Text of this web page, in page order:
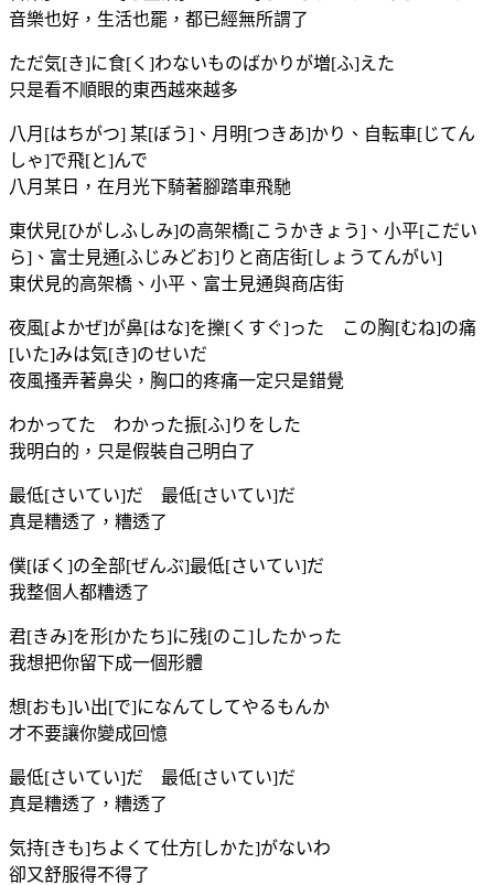
音樂也好，生活也罷，都已經無所謂了
ただ気[き]に食[く]わないものばかりが増[ふ]えた
只是看不順眼的東西越來越多
八月[はちがつ] 某[ぼう]、月明[つきあ]かり、自転車[じてん
しゃ]で飛[と]んで
八月某日，在月光下騎著腳踏車飛馳
東伏見[ひがしふしみ]の高架橋[こうかきょう]、小平[こだい
ら]、富士見通[ふじみどお]りと商店街[しょうてんがい]
東伏見的高架橋、小平、富士見通與商店街
夜風[よかぜ]が鼻[はな]を擽[くすぐ]った この胸[むね]の痛
[いた]みは気[き]のせいだ
夜風搔弄著鼻尖，胸口的疼痛一定只是錯覺
わかってた わかった振[ふ]りをした
我明白的，只是假裝自己明白了
最低[さいてい]だ 最低[さいてい]だ
真是糟透了，糟透了
僕[ぼく]の全部[ぜんぶ]最低[さいてい]だ
我整個人都糟透了
君[きみ]を形[かたち]に残[のこ]したかった
我想把你留下成一個形體
想[おも]い出[で]になんてしてやるもんか
才不要讓你變成回憶
最低[さいてい]だ 最低[さいてい]だ
真是糟透了，糟透了
気持[きも]ちよくて仕方[しかた]がないわ
卻又舒服得不得了